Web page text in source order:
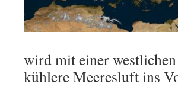
wird mit einer
kühlere Meeresluft ins